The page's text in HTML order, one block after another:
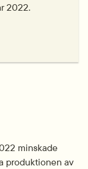
2022.
minskade
produktionen av